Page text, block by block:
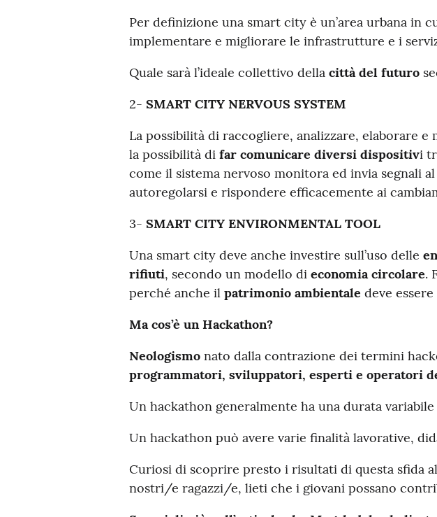
Per definizione una smart city è un’area urbana in
implementare e migliorare le infrastrutture e i
Quale sarà l’ideale collettivo della città del futuro
2- SMART CITY NERVOUS SYSTEM
La possibilità di raccogliere, analizzare, elaborare e
la possibilità di far comunicare diversi dispositivi
come il sistema nervoso monitora ed invia segnali
autoregolarsi e rispondere efficacemente ai
3- SMART CITY ENVIRONMENTAL TOOL
Una smart city deve anche investire sull’uso delle
rifiuti, secondo un modello di economia circolare.
perché anche il patrimonio ambientale deve
Ma cos’è un Hackathon?
Neologismonato dalla contrazione dei termini
programmatori, sviluppatori, esperti e operatori
Un hackathon generalmente ha una durata
Un hackathon può avere varie finalità lavorative,
Curiosi di scoprire presto i risultati di questa sfida
nostri/e ragazzi/e, lieti che i giovani possano